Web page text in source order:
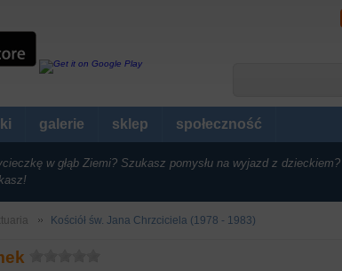
galerie sklep społeczność
w głąb Ziemi? Szukasz pomysłu na wyjazd z
Kościół św. Jana Chrzciciela (1978 - 1983)